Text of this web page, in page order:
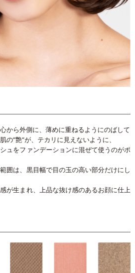
から外側に、薄めに重ねるようにのばして
”艶”が、テカリに見えないように、
ュをファンデーションに混ぜて使うのがポ
囲は、黒目幅で目の玉の高い部分だけにし
が生まれ、上品な抜け感のあるお顔に仕上